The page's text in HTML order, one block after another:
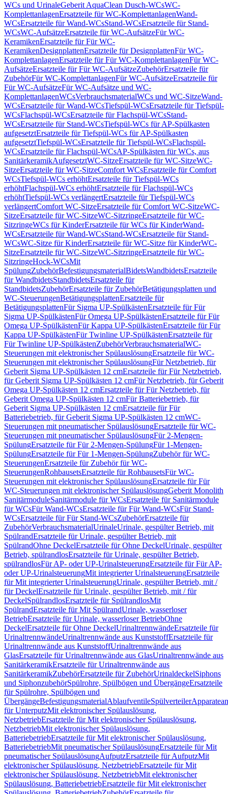
WCs und UrinaleGeberit AquaClean Dusch-WCsWC-
KomplettanlagenErsatzteile für WC-KomplettanlagenWand-
WCsErsatzteile für Wand-WCsStand-WCsErsatzteile für Stand-
WCsWC-AufsätzeErsatzteile für WC-AufsätzeFür WC-
KeramikenErsatzteile für Für WC-
KeramikenDesignplattenErsatzteile für DesignplattenFür WC-
KomplettanlagenErsatzteile für Für WC-KomplettanlagenFür WC-
AufsätzeErsatzteile für Für WC-AufsätzeZubehörErsatzteile für
ZubehörFür WC-KomplettanlagenFür WC-AufsätzeErsatzteile für
Für WC-AufsätzeFür WC-Aufsätze und WC-
KomplettanlagenWCsVerbrauchsmaterialWCs und WC-SitzeWand-
WCsErsatzteile für Wand-WCsTiefspül-WCsErsatzteile für Tiefspül-
WCsFlachspül-WCsErsatzteile für Flachspül-WCsStand-
WCsErsatzteile für Stand-WCsTiefspül-WCs für AP-Spülkasten
aufgesetztErsatzteile für Tiefspül-WCs für AP-Spülkasten
aufgesetztTiefspül-WCsErsatzteile für Tiefspül-WCsFlachspül-
WCsErsatzteile für Flachspül-WCsAP-Spülkästen für WCs, aus
SanitärkeramikAufgesetztWC-SitzeErsatzteile für WC-SitzeWC-
SitzeErsatzteile für WC-SitzeComfort WCsErsatzteile für Comfort
WCsTiefspül-WCs erhöhtErsatzteile für Tiefspül-WCs
erhöhtFlachspül-WCs erhöhtErsatzteile für Flachspül-WCs
erhöhtTiefspül-WCs verlängertErsatzteile für Tiefspül-WCs
verlängertComfort WC-SitzeErsatzteile für Comfort WC-SitzeWC-
SitzeErsatzteile für WC-SitzeWC-SitzringeErsatzteile für WC-
SitzringeWCs für KinderErsatzteile für WCs für KinderWand-
WCsErsatzteile für Wand-WCsStand-WCsErsatzteile für Stand-
WCsWC-Sitze für KinderErsatzteile für WC-Sitze für KinderWC-
SitzeErsatzteile für WC-SitzeWC-SitzringeErsatzteile für WC-
SitzringeHock-WCsMit
SpülungZubehörBefestigungsmaterialBidetsWandbidetsErsatzteile
für WandbidetsStandbidetsErsatzteile für
StandbidetsZubehörErsatzteile für ZubehörBetätigungsplatten und
WC-SteuerungenBetätigungsplattenErsatzteile für
BetätigungsplattenFür Sigma UP-SpülkästenErsatzteile für Für
Sigma UP-SpülkästenFür Omega UP-SpülkästenErsatzteile für Für
Omega UP-SpülkästenFür Kappa UP-SpülkästenErsatzteile für Für
Kappa UP-SpülkästenFür Twinline UP-SpülkästenErsatzteile für
Für Twinline UP-SpülkästenZubehörVerbrauchsmaterialWC-
Steuerungen mit elektronischer SpülauslösungErsatzteile für WC-
Steuerungen mit elektronischer SpülauslösungFür Netzbetrieb, für
Geberit Sigma UP-Spülkästen 12 cmErsatzteile für Für Netzbetrieb,
für Geberit Sigma UP-Spülkästen 12 cmFür Netzbetrieb, für Geberit
Omega UP-Spülkästen 12 cmErsatzteile für Für Netzbetrieb, für
Geberit Omega UP-Spülkästen 12 cmFür Batteriebetrieb, für
Geberit Sigma UP-Spülkästen 12 cmErsatzteile für Für
Batteriebetrieb, für Geberit Sigma UP-Spülkästen 12 cmWC-
Steuerungen mit pneumatischer SpülauslösungErsatzteile für WC-
Steuerungen mit pneumatischer SpülauslösungFür 2-Mengen-
SpülungErsatzteile für Für 2-Mengen-SpülungFür 1-Mengen-
SpülungErsatzteile für Für 1-Mengen-SpülungZubehör für WC-
SteuerungenErsatzteile für Zubehör für WC-
SteuerungenRohbausetsErsatzteile für RohbausetsFür WC-
Steuerungen mit elektronischer SpülauslösungErsatzteile für Für
WC-Steuerungen mit elektronischer SpülauslösungGeberit Monolith
SanitärmoduleSanitärmodule für WCsErsatzteile für Sanitärmodule
für WCsFür Wand-WCsErsatzteile für Für Wand-WCsFür Stand-
WCsErsatzteile für Für Stand-WCsZubehörErsatzteile für
ZubehörVerbrauchsmaterialUrinaleUrinale, gespülter Betrieb, mit
SpülrandErsatzteile für Urinale, gespülter Betrieb, mit
SpülrandOhne DeckelErsatzteile für Ohne DeckelUrinale, gespülter
Betrieb, spülrandlosErsatzteile für Urinale, gespülter Betrieb,
spülrandlosFür AP- oder UP-UrinalsteuerungErsatzteile für Für AP-
oder UP-UrinalsteuerungMit integrierter UrinalsteuerungErsatzteile
für Mit integrierter UrinalsteuerungUrinale, gespülter Betrieb, mit /
für DeckelErsatzteile für Urinale, gespülter Betrieb, mit / für
DeckelSpülrandlosErsatzteile für SpülrandlosMit
SpülrandErsatzteile für Mit SpülrandUrinale, wasserloser
BetriebErsatzteile für Urinale, wasserloser BetriebOhne
DeckelErsatzteile für Ohne DeckelUrinaltrennwändeErsatzteile für
UrinaltrennwändeUrinaltrennwände aus KunststoffErsatzteile für
Urinaltrennwände aus KunststoffUrinaltrennwände aus
GlasErsatzteile für Urinaltrennwände aus GlasUrinaltrennwände aus
SanitärkeramikErsatzteile für Urinaltrennwände aus
SanitärkeramikZubehörErsatzteile für ZubehörUrinaldeckelSiphons
und SiphonzubehörSpülrohre, Spülbögen und ÜbergängeErsatzteile
für Spülrohre, Spülbögen und
ÜbergängeBefestigungsmaterialAblaufventileSpülverteiler
für UnterputzMit elektronischer Spülauslösung,
NetzbetriebErsatzteile für Mit elektronischer Spülauslösung,
NetzbetriebMit elektronischer Spülauslösung,
BatteriebetriebErsatzteile für Mit elektronischer Spülauslösung,
BatteriebetriebMit pneumatischer SpülauslösungErsatzteile für Mit
pneumatischer SpülauslösungAufputzErsatzteile für AufputzMit
elektronischer Spülauslösung, NetzbetriebErsatzteile für Mit
elektronischer Spülauslösung, NetzbetriebMit elektronischer
Spülauslösung, BatteriebetriebErsatzteile für Mit elektronischer